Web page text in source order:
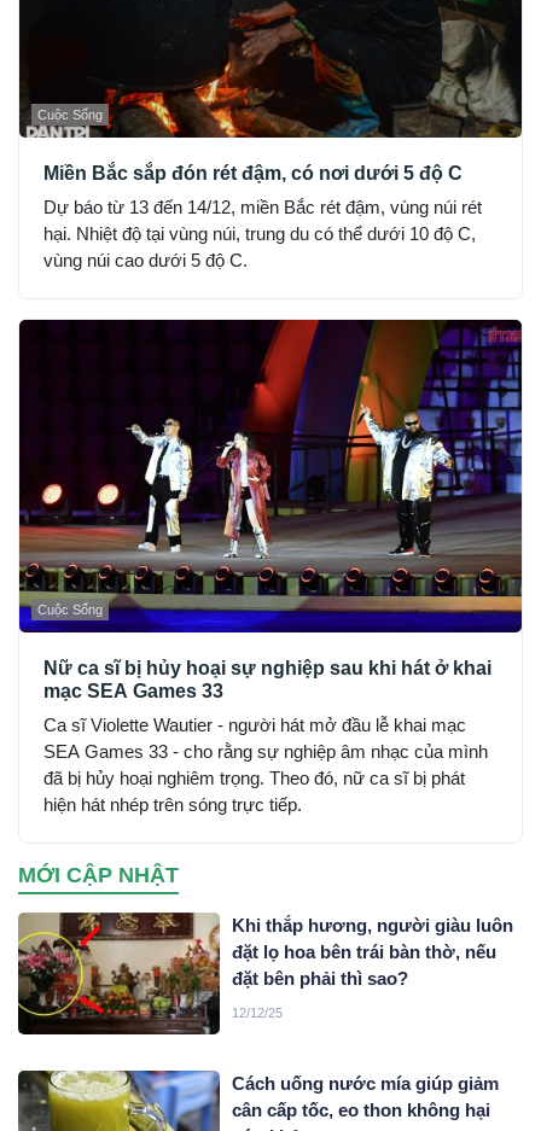
Cuộc Sống
Miền Bắc sắp đón rét đậm, có nơi dưới 5 độ C
Dự báo từ 13 đến 14/12, miền Bắc rét đậm, vùng núi rét
hại. Nhiệt độ tại vùng núi, trung du có thể dưới 10 độ C,
vùng núi cao dưới 5 độ C.
Cuộc Sống
Nữ ca sĩ bị hủy hoại sự nghiệp sau khi hát ở khai
mạc SEA Games 33
Ca sĩ Violette Wautier - người hát mở đầu lễ khai mạc
SEA Games 33 - cho rằng sự nghiệp âm nhạc của mình
đã bị hủy hoại nghiêm trọng. Theo đó, nữ ca sĩ bị phát
hiện hát nhép trên sóng trực tiếp.
MỚI CẬP NHẬT
Khi thắp hương, người giàu luôn
đặt lọ hoa bên trái bàn thờ, nếu
đặt bên phải thì sao?
12/12/25
Cách uống nước mía giúp giảm
cân cấp tốc, eo thon không hại